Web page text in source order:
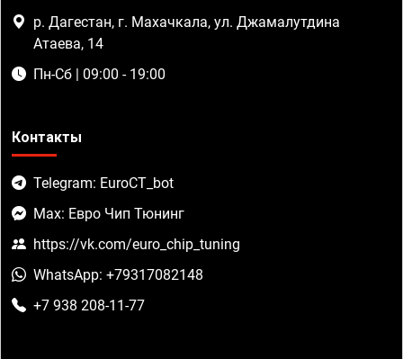
р. Дагестан, г. Махачкала, ул. Джамалутдина
Атаева, 14
Пн-Сб | 09:00 - 19:00
Контакты
Telegram: EuroCT_bot
Max: Евро Чип Тюнинг
https://vk.com/euro_chip_tuning
WhatsApp: +79317082148
+7 938 208-11-77